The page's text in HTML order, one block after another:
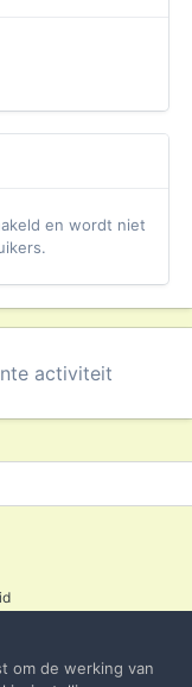
en wordt niet
activiteit
om de werking van